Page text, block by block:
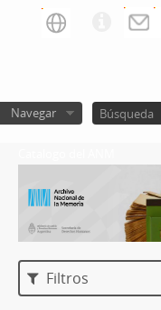
Navegar
Filtros